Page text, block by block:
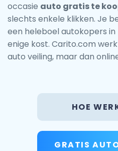
occasie auto gratis te
slechts enkele klikken. Je
een heleboel autokopers
enige kost. Carito.com
auto veiling, maar dan
HOE
GRATIS